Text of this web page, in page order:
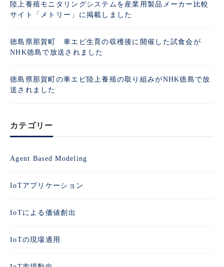
陸上養殖モニタリングシステムを産業用製品メーカー比較
サイト「メトリー」に掲載しました
徳島県那賀町 車エビ生育の収穫後に開催した試食会が
NHK徳島で放送されました
徳島県那賀町の車エビ陸上養殖の取り組みがNHK徳島で放
送されました
カテゴリー
Agent Based Modeling
IoTアプリケーション
IoTによる価値創出
IoTの現場適用